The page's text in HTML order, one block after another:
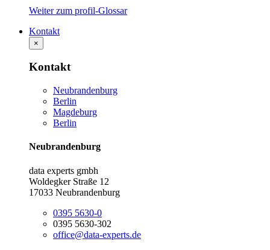
Weiter zum profil-Glossar
Kontakt
×
Kontakt
Neubrandenburg
Berlin
Magdeburg
Berlin
Neubrandenburg
data experts gmbh
Woldegker Straße 12
17033 Neubrandenburg
0395 5630-0
0395 5630-302
office@data-experts.de